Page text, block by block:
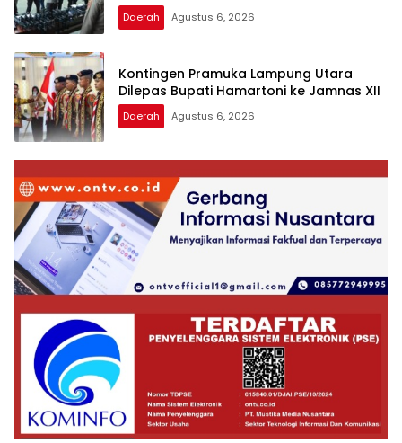
Daerah Agustus 6, 2026
Kontingen Pramuka Lampung Utara
Dilepas Bupati Hamartoni ke Jamnas XII
Daerah Agustus 6, 2026